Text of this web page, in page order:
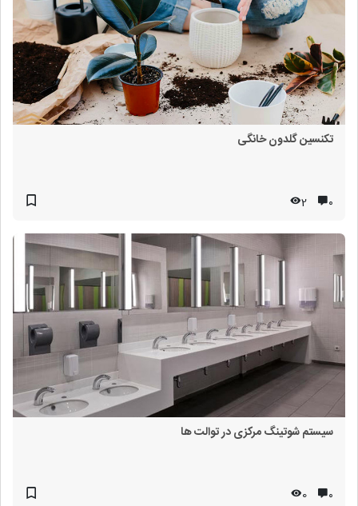
تکنسین گلدون خانگی
۰ 2
سیستم شوتینگ مرکزی در توالت ها
۰ 0